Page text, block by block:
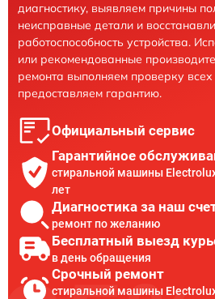
диагностику, выявляем причины
неисправные детали и
работоспособность устройства.
или рекомендованные
ремонта выполняем проверку
предоставляем гарантию.
Официальный сервис
Гарантийное
стиральной машины Electrolux
лет
Диагностика за наш
ремонт по желанию
Бесплатный выезд
в день обращения
Срочный ремонт
стиральной машины Electrolux